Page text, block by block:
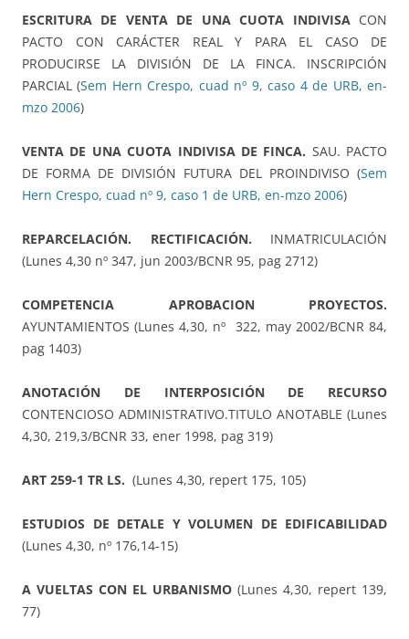
ESCRITURA DE VENTA DE UNA CUOTA INDIVISACON
PACTO CON CARÁCTER REAL Y PARA EL CASO DE
PRODUCIRSE LA DIVISIÓN DE LA FINCA. INSCRIPCIÓN
PARCIAL (Sem Hern Crespo, cuad nº 9, caso 4 de URB, en-
mzo 2006)
VENTA DE UNA CUOTA INDIVISA DE FINCA. SAU. PACTO
DE FORMA DE DIVISIÓN FUTURA DEL PROINDIVISO (Sem
Hern Crespo, cuad nº 9, caso 1 de URB, en-mzo 2006)
REPARCELACIÓN. RECTIFICACIÓN. INMATRICULACIÓN
(Lunes 4,30 nº 347, jun 2003/BCNR 95, pag 2712)
COMPETENCIA APROBACION PROYECTOS.
AYUNTAMIENTOS (Lunes 4,30, nº 322, may 2002/BCNR 84,
pag 1403)
ANOTACIÓN DE INTERPOSICIÓN DE RECURSO
CONTENCIOSO ADMINISTRATIVO.TITULO ANOTABLE (Lunes
4,30, 219,3/BCNR 33, ener 1998, pag 319)
ART 259-1 TR LS. (Lunes 4,30, repert 175, 105)
ESTUDIOS DE DETALE Y VOLUMEN DE EDIFICABILIDAD
(Lunes 4,30, nº 176,14-15)
A VUELTAS CON EL URBANISMO (Lunes 4,30, repert 139,
77)